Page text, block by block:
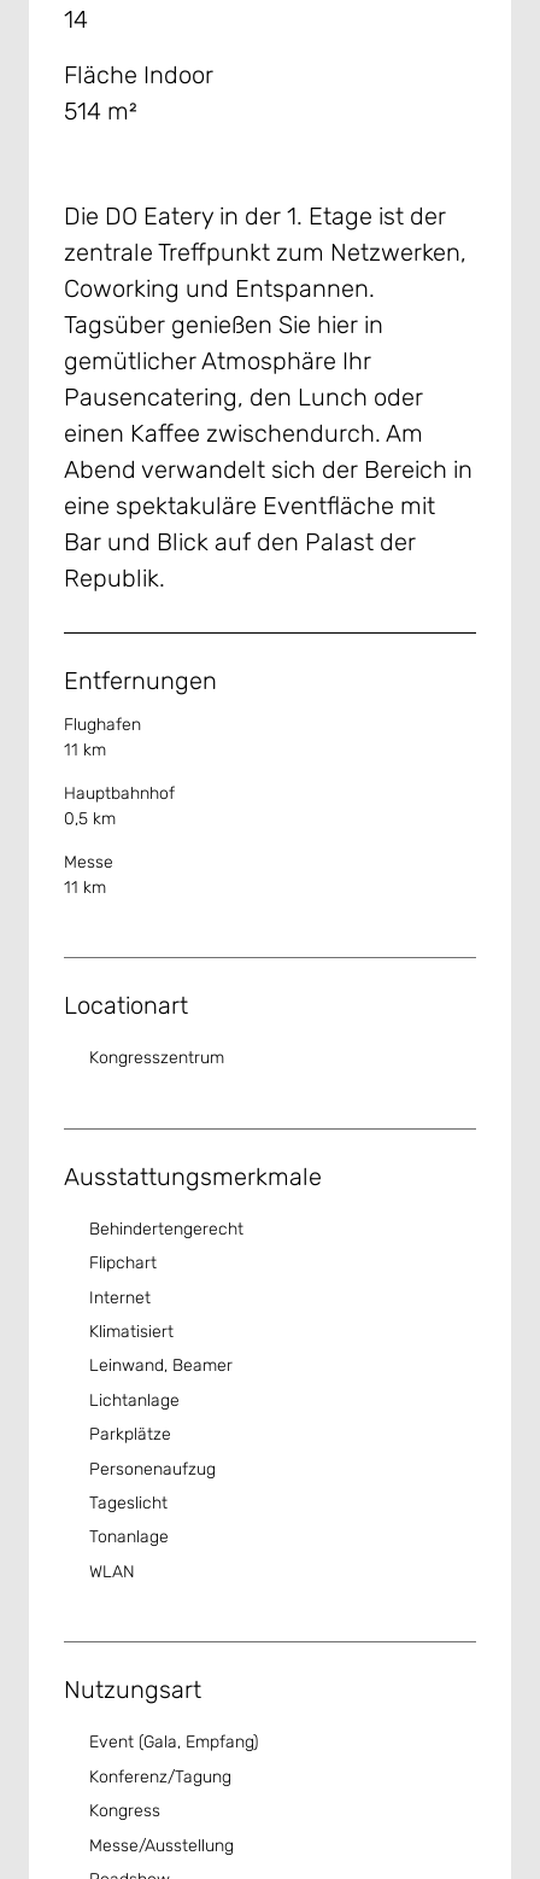
14
Fläche Indoor
514 m²
Die DO Eatery in der 1. Etage ist der
zentrale Treffpunkt zum Netzwerken,
Coworking und Entspannen.
Tagsüber genießen Sie hier in
gemütlicher Atmosphäre Ihr
Pausencatering, den Lunch oder
einen Kaffee zwischendurch. Am
Abend verwandelt sich der Bereich in
eine spektakuläre Eventfläche mit
Bar und Blick auf den Palast der
Republik.
Entfernungen
Flughafen
11 km
Hauptbahnhof
0,5 km
Messe
11 km
Locationart
Kongresszentrum
Ausstattungsmerkmale
Behindertengerecht
Flipchart
Internet
Klimatisiert
Leinwand, Beamer
Lichtanlage
Parkplätze
Personenaufzug
Tageslicht
Tonanlage
WLAN
Nutzungsart
Event (Gala, Empfang)
Konferenz/Tagung
Kongress
Messe/Ausstellung